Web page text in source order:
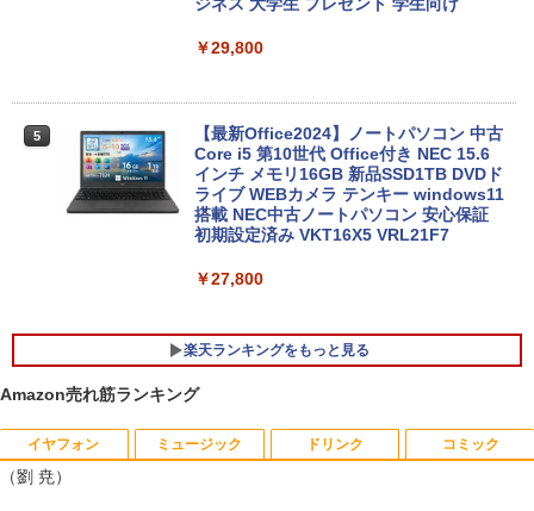
￥29,800
5
【最新Office2024】ノートパソコン 中古
Core i5 第10世代 Office付き NEC 15.6
インチ メモリ16GB 新品SSD1TB DVDド
ライブ WEBカメラ テンキー windows11
搭載 NEC中古ノートパソコン 安心保証
初期設定済み VKT16X5 VRL21F7
￥27,800
楽天ランキングをもっと見る
1
りゅうおうのおしごと！21 〜白雪姫と
Amazon売れ筋ランキング
イヤフォン ミュージック ドリンク コミック
（劉 尭）